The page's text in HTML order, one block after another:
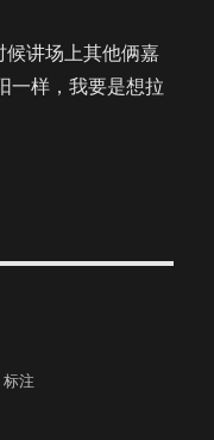
讲场上其他俩嘉
一样，我要是想拉
标注